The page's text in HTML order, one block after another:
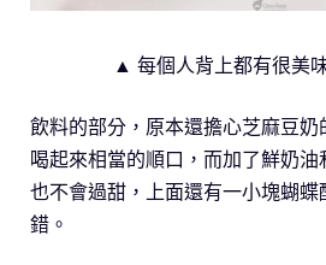
▲ 每個人背上都有很美
飲料的部分，原本還擔心芝麻豆奶
喝起來相當的順口，而加了鮮奶
也不會過甜，上面還有一小塊蝴
錯。